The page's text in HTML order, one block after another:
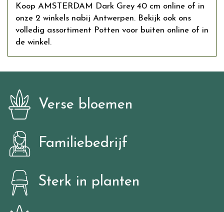
Koop AMSTERDAM Dark Grey 40 cm online of in
onze 2 winkels nabij Antwerpen. Bekijk ook ons
volledig assortiment Potten voor buiten online of in
de winkel.
Verse bloemen
Familiebedrijf
Sterk in planten